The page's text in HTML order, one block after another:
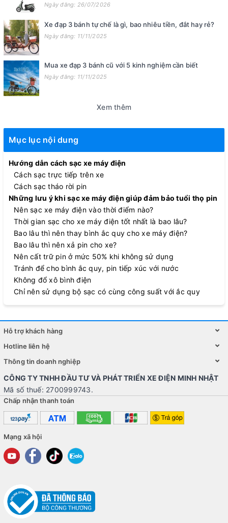
Ngày đăng: 26/07/2026
Xe đạp 3 bánh tự chế là gì, bao nhiêu tiền, đắt hay rẻ?
Ngày đăng: 11/11/2025
Mua xe đạp 3 bánh cũ với 5 kinh nghiệm cần biết
Ngày đăng: 11/11/2025
Xem thêm
Mục lục nội dung
Hướng dẫn cách sạc xe máy điện
Cách sạc trực tiếp trên xe
Cách sạc tháo rời pin
Những lưu ý khi sạc xe máy điện giúp đảm bảo tuổi thọ pin
Nên sạc xe máy điện vào thời điểm nào?
Thời gian sạc cho xe máy điện tốt nhất là bao lâu?
Bao lâu thì nên thay bình ắc quy cho xe máy điện?
Bao lâu thì nên xả pin cho xe?
Nên cất trữ pin ở mức 50% khi không sử dụng
Tránh để cho bình ắc quy, pin tiếp xúc với nước
Không đổ xô bình điện
Chỉ nên sử dụng bộ sạc có cùng công suất với ắc quy
Hỗ trợ khách hàng
Hotline liên hệ
Thông tin doanh nghiệp
CÔNG TY TNHH ĐẦU TƯ VÀ PHÁT TRIỂN XE ĐIỆN MINH NHẬT
Mã số thuế: 2700999743.
Chấp nhận thanh toán
Mạng xã hội